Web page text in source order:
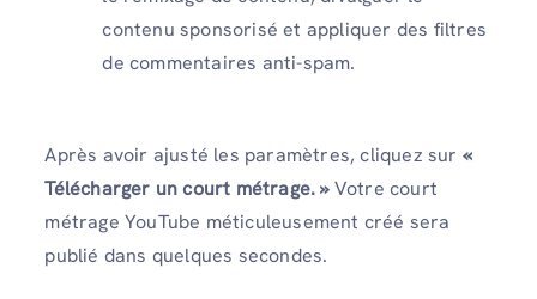
contenu sponsorisé et appliquer des filtres
de commentaires anti-spam.
Après avoir ajusté les paramètres, cliquez sur «
Télécharger un court métrage. »Votre court
métrage YouTube méticuleusement créé sera
publié dans quelques secondes.